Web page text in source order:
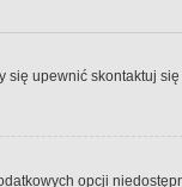
się upewnić skontaktuj
opcji